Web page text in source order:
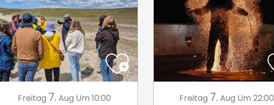
Freitag 7. Aug Um 10:00 Freitag 7. Aug Um 22:00